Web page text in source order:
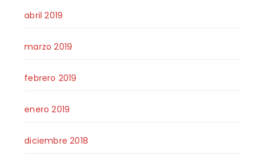
abril 2019
marzo 2019
febrero 2019
enero 2019
diciembre 2018